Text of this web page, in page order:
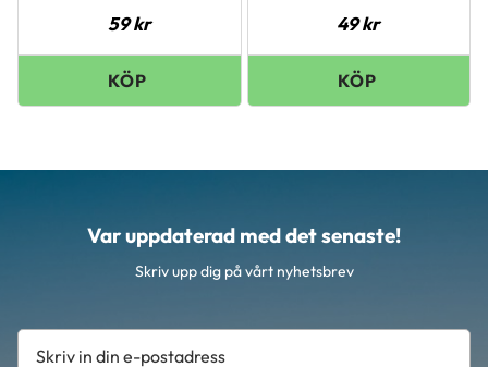
59kr 49kr
Var uppdaterad med det senaste!
Skriv upp dig på vårt nyhetsbrev